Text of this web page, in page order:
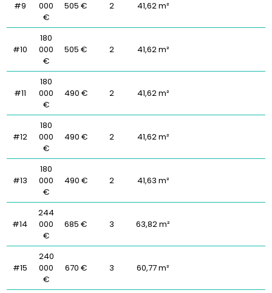
#9
000
€
505 € 2 41,62 m²
#10
180
000
€
505 € 2 41,62 m²
#11
180
000
€
490 € 2 41,62 m²
#12
180
000
€
490 € 2 41,62 m²
#13
180
000
€
490 € 2 41,63 m²
#14
244
000
€
685 € 3 63,82 m²
#15
240
000
€
670 € 3 60,77 m²